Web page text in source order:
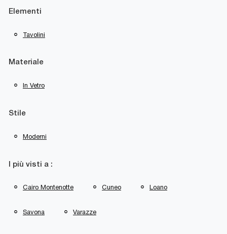
Elementi
Tavolini
Materiale
In Vetro
Stile
Moderni
I più visti a :
Cairo Montenotte Cuneo Loano
Savona Varazze